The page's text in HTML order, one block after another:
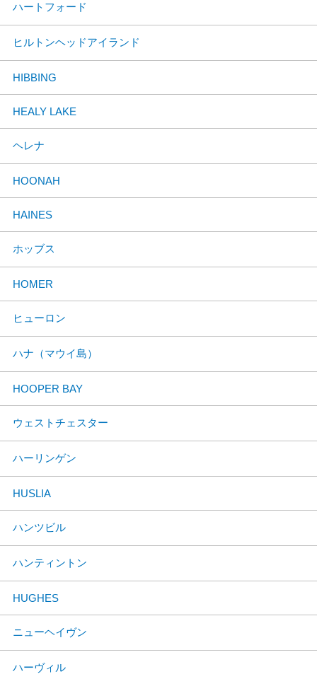
ハートフォード
ヒルトンヘッドアイランド
HIBBING
HEALY LAKE
ヘレナ
HOONAH
HAINES
ホッブス
HOMER
ヒューロン
ハナ（マウイ島）
HOOPER BAY
ウェストチェスター
ハーリンゲン
HUSLIA
ハンツビル
ハンティントン
HUGHES
ニューヘイヴン
ハーヴィル